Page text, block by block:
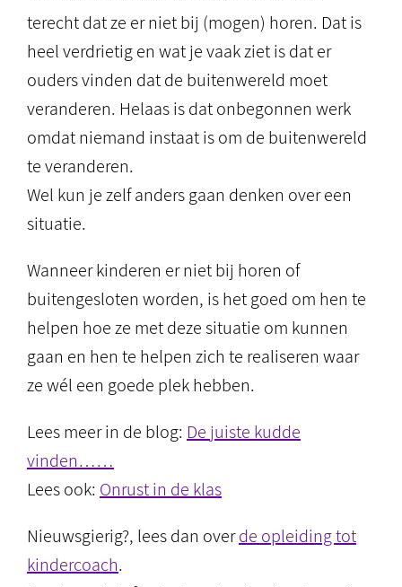
terecht dat ze er niet bij (mogen) horen. Dat is
heel verdrietig en wat je vaak ziet is dat er
ouders vinden dat de buitenwereld moet
veranderen. Helaas is dat onbegonnen werk
omdat niemand instaat is om de buitenwereld
te veranderen.
Wel kun je zelf anders gaan denken over een
situatie.
Wanneer kinderen er niet bij horen of
buitengesloten worden, is het goed om hen te
helpen hoe ze met deze situatie om kunnen
gaan en hen te helpen zich te realiseren waar
ze wél een goede plek hebben.
Lees meer in de blog: De juiste kudde
vinden……
Lees ook: Onrust in de klas
Nieuwsgierig?, lees dan overde opleiding tot
kindercoach.